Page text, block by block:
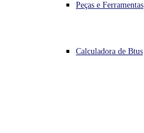
Peças e Ferramentas
Calculadora de Btus